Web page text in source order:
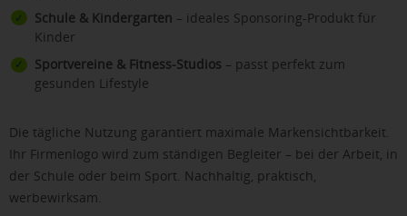
Schule & Kindergarten – ideales Sponsoring-Produkt für
Kinder
Sportvereine & Fitness-Studios – passt perfekt zum
gesunden Lifestyle
Die tägliche Nutzung garantiert maximale Markensichtbarkeit.
Ihr Firmenlogo wird zum ständigen Begleiter – bei der Arbeit, in
der Schule oder beim Sport. Nachhaltig, praktisch,
werbewirksam.